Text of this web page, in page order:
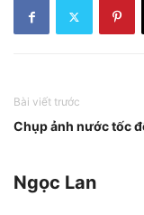
Bài viết trước
Chụp ảnh nước tốc
Ngọc Lan